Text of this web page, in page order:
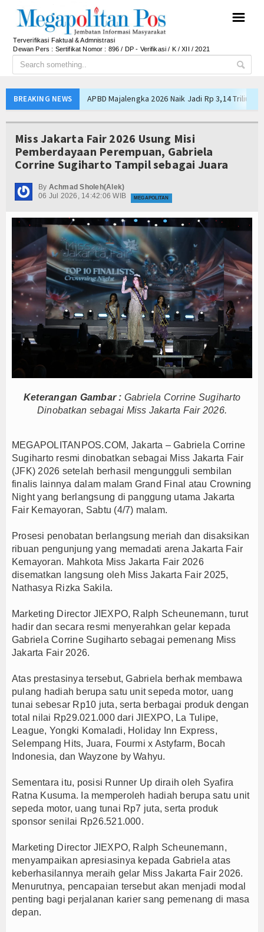
☰
Terverifikasi Faktual & Admnistrasi
Dewan Pers : Sertifikat Nomor : 896 / DP - Verifikasi / K / XII / 2021
BREAKING NEWS
APBD Majalengka 2026 Naik Jadi Rp 3,14 Triliun,
Ateng Sutisna Satukan Ribuan Bobotoh, Nobar
SIAL Food & Drinks Indonesia 2026 Perkuat
Munjirin Panen Padi Ciherang di Cakung, Urban
Interupsi PDIP Warnai Paripurna APBD
Bupati Majalengka Beberkan Hasil Paripurna
APBD Majalengka 2026 Naik Jadi Rp 3,14 Triliun,
Persib Gagal Juara, Ateng Sutisna Ajak
Bupati Majalengka Ajak Ribuan Bobotoh Doakan
Ateng Sutisna Satukan Ribuan Bobotoh, Nobar
SIAL Food & Drinks Indonesia 2026 Perkuat
Kapolres Majalengka Ajak Bobotoh Junjung
Munjirin Panen Padi Ciherang di Cakung, Urban
PTPN I Ubah Aset Jadi Mesin Pertumbuhan,
Interupsi PDIP Warnai Paripurna APBD
Bupati Majalengka Beberkan Hasil Paripurna
Persib Gagal Juara, Ateng Sutisna Ajak
Bupati Majalengka Ajak Ribuan Bobotoh Doakan
Ateng Sutisna Satukan Ribuan Bobotoh, Nobar
SIAL Food & Drinks Indonesia 2026 Perkuat
Kapolres Majalengka Ajak Bobotoh Junjung
PTPN I Ubah Aset Jadi Mesin Pertumbuhan,
Interupsi PDIP Warnai Paripurna APBD
Bupati Majalengka Beberkan Hasil Paripurna
Miss Jakarta Fair 2026 Usung Misi
Pemberdayaan Perempuan, Gabriela
Corrine Sugiharto Tampil sebagai Juara
By Achmad Sholeh(Alek)
06 Jul 2026, 14:42:06 WIB
MEGAPOLITAN
Keterangan Gambar : Gabriela Corrine Sugiharto
Dinobatkan sebagai Miss Jakarta Fair 2026.
MEGAPOLITANPOS.COM, Jakarta – Gabriela Corrine
Sugiharto resmi dinobatkan sebagai Miss Jakarta Fair
(JFK) 2026 setelah berhasil mengungguli sembilan
finalis lainnya dalam malam Grand Final atau Crowning
Night yang berlangsung di panggung utama Jakarta
Fair Kemayoran, Sabtu (4/7) malam.
Prosesi penobatan berlangsung meriah dan disaksikan
ribuan pengunjung yang memadati arena Jakarta Fair
Kemayoran. Mahkota Miss Jakarta Fair 2026
disematkan langsung oleh Miss Jakarta Fair 2025,
Nathasya Rizka Sakila.
Marketing Director JIEXPO, Ralph Scheunemann, turut
hadir dan secara resmi menyerahkan gelar kepada
Gabriela Corrine Sugiharto sebagai pemenang Miss
Jakarta Fair 2026.
Atas prestasinya tersebut, Gabriela berhak membawa
pulang hadiah berupa satu unit sepeda motor, uang
tunai sebesar Rp10 juta, serta berbagai produk dengan
total nilai Rp29.021.000 dari JIEXPO, La Tulipe,
League, Yongki Komaladi, Holiday Inn Express,
Selempang Hits, Juara, Fourmi x Astyfarm, Bocah
Indonesia, dan Wayzone by Wahyu.
Sementara itu, posisi Runner Up diraih oleh Syafira
Ratna Kusuma. Ia memperoleh hadiah berupa satu unit
sepeda motor, uang tunai Rp7 juta, serta produk
sponsor senilai Rp26.521.000.
Marketing Director JIEXPO, Ralph Scheunemann,
menyampaikan apresiasinya kepada Gabriela atas
keberhasilannya meraih gelar Miss Jakarta Fair 2026.
Menurutnya, pencapaian tersebut akan menjadi modal
penting bagi perjalanan karier sang pemenang di masa
depan.